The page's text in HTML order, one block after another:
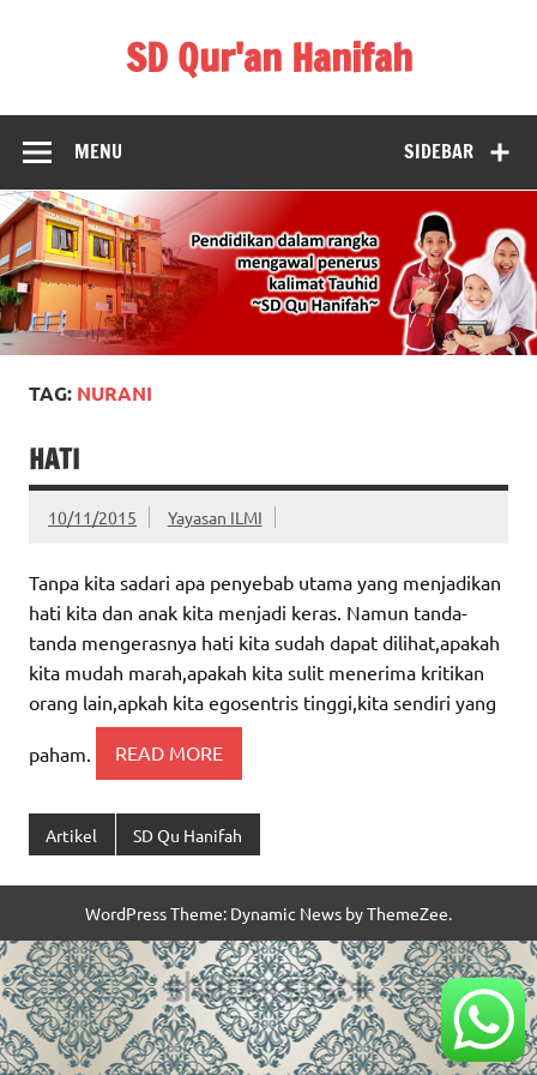
SD Qur'an Hanifah
SIDEBAR
MENU
TAG: NURANI
HATI
10/11/2015 Yayasan ILMI
Tanpa kita sadari apa penyebab utama yang menjadikan
hati kita dan anak kita menjadi keras. Namun tanda-
tanda mengerasnya hati kita sudah dapat dilihat,apakah
kita mudah marah,apakah kita sulit menerima kritikan
orang lain,apkah kita egosentris tinggi,kita sendiri yang
paham. READ MORE
Artikel SD Qu Hanifah
WordPress Theme: Dynamic News by ThemeZee.